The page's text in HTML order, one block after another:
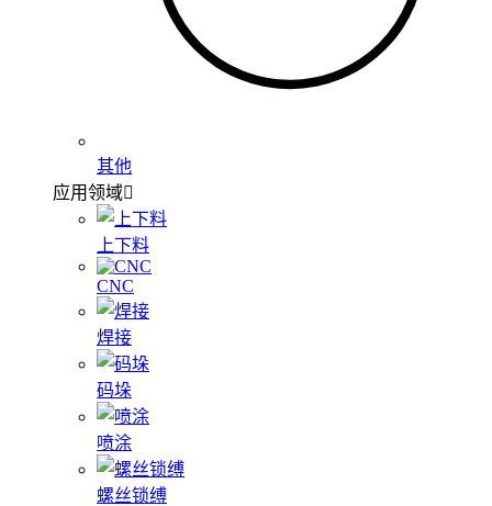
其他
应用领域
上下料
CNC
焊接
码垛
喷涂
螺丝锁缚